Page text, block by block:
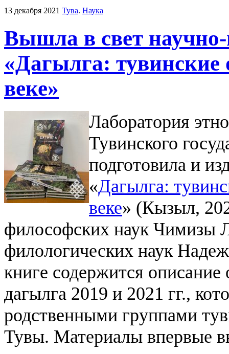
13 декабря 2021 Тува. Наука
Вышла в свет
«Дагылга:
веке»
Лаборатория
Тувинского
подготовила и
«Дагылга:
веке» (Кызыл,
философских наук Чимизы
филологических наук
книге содержится
дагылга 2019 и 2021 гг.,
родственными группами
Тувы. Материалы впервые